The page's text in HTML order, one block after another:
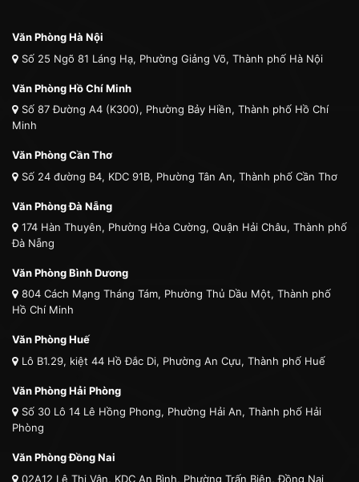
Văn Phòng Hà Nội
Số 25 Ngõ 81 Láng Hạ, Phường Giảng Võ, Thành phố Hà Nội
Văn Phòng Hồ Chí Minh
Số 87 Đường A4 (K300), Phường Bảy Hiền, Thành phố Hồ Chí
Minh
Văn Phòng Cần Thơ
Số 24 đường B4, KDC 91B, Phường Tân An, Thành phố Cần Thơ
Văn Phòng Đà Nẵng
174 Hàn Thuyên, Phường Hòa Cường, Quận Hải Châu, Thành phố
Đà Nẵng
Văn Phòng Bình Dương
804 Cách Mạng Tháng Tám, Phường Thủ Dầu Một, Thành phố
Hồ Chí Minh
Văn Phòng Huế
Lô B1.29, kiệt 44 Hồ Đắc Di, Phường An Cựu, Thành phố Huế
Văn Phòng Hải Phòng
Số 30 Lô 14 Lê Hồng Phong, Phường Hải An, Thành phố Hải
Phòng
Văn Phòng Đồng Nai
02A12 Lê Thị Vân, KDC An Bình, Phường Trấn Biên, Đồng Nai